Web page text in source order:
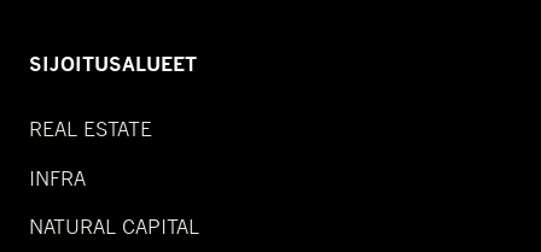
SIJOITUSALUEET
REAL ESTATE
INFRA
NATURAL CAPITAL